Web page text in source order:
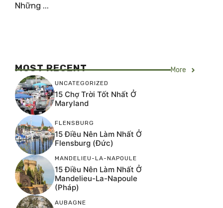
Những ...
MOST RECENT More
UNCATEGORIZED
15 Chợ Trời Tốt Nhất Ở
Maryland
FLENSBURG
15 Điều Nên Làm Nhất Ở
Flensburg (Đức)
MANDELIEU-LA-NAPOULE
15 Điều Nên Làm Nhất Ở
Mandelieu-La-Napoule
(Pháp)
AUBAGNE